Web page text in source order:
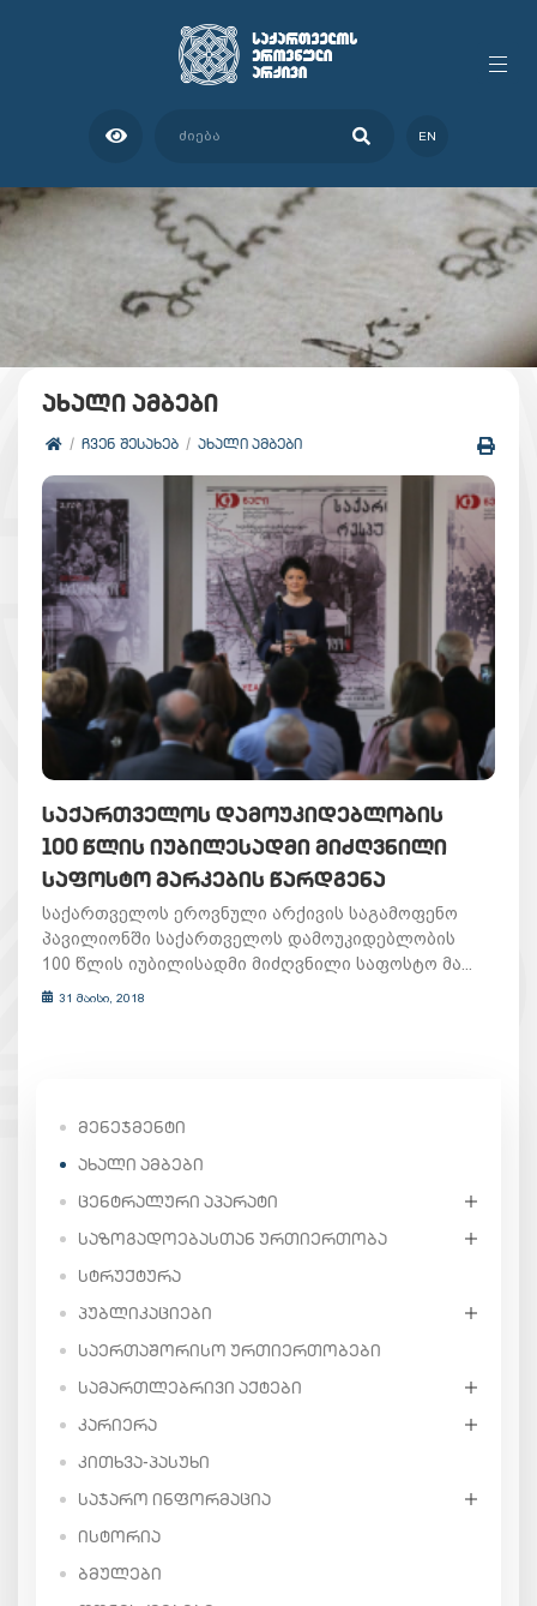
EN
ახალი ამბები
ᲩᲕᲔᲜ ᲨᲔᲡᲐᲮᲔᲑ ᲐᲮᲐᲚᲘ ᲐᲛᲑᲔᲑᲘ
ᲡᲐᲥᲐᲠᲗᲕᲔᲚᲝᲡ ᲓᲐᲛᲝᲣᲙᲘᲓᲔᲑᲚᲝᲑᲘᲡ
100 ᲬᲚᲘᲡ ᲘᲣᲑᲘᲚᲔᲡᲐᲓᲛᲘ ᲛᲘᲫᲦᲕᲜᲘᲚᲘ
ᲡᲐᲤᲝᲡᲢᲝ ᲛᲐᲠᲙᲔᲑᲘᲡ ᲬᲐᲠᲓᲒᲔᲜᲐ
საქართველოს ეროვნული არქივის საგამოფენო
პავილიონში საქართველოს დამოუკიდებლობის
100 წლის იუბილისადმი მიძღვნილი საფოსტო მა...
31 მაისი, 2018
ᲛᲔᲜᲔᲯᲛᲔᲜᲢᲘ
ᲐᲮᲐᲚᲘ ᲐᲛᲑᲔᲑᲘ
ᲪᲔᲜᲢᲠᲐᲚᲣᲠᲘ ᲐᲞᲐᲠᲐᲢᲘ
ᲡᲐᲖᲝᲒᲐᲓᲝᲔᲑᲐᲡᲗᲐᲜ ᲣᲠᲗᲘᲔᲠᲗᲝᲑᲐ
ᲡᲢᲠᲣᲥᲢᲣᲠᲐ
ᲞᲣᲑᲚᲘᲙᲐᲪᲘᲔᲑᲘ
ᲡᲐᲔᲠᲗᲐᲨᲝᲠᲘᲡᲝ ᲣᲠᲗᲘᲔᲠᲗᲝᲑᲔᲑᲘ
ᲡᲐᲛᲐᲠᲗᲚᲔᲑᲠᲘᲕᲘ ᲐᲥᲢᲔᲑᲘ
ᲙᲐᲠᲘᲔᲠᲐ
ᲙᲘᲗᲮᲕᲐ-ᲞᲐᲡᲣᲮᲘ
ᲡᲐᲯᲐᲠᲝ ᲘᲜᲤᲝᲠᲛᲐᲪᲘᲐ
ᲘᲡᲢᲝᲠᲘᲐ
ᲑᲛᲣᲚᲔᲑᲘ